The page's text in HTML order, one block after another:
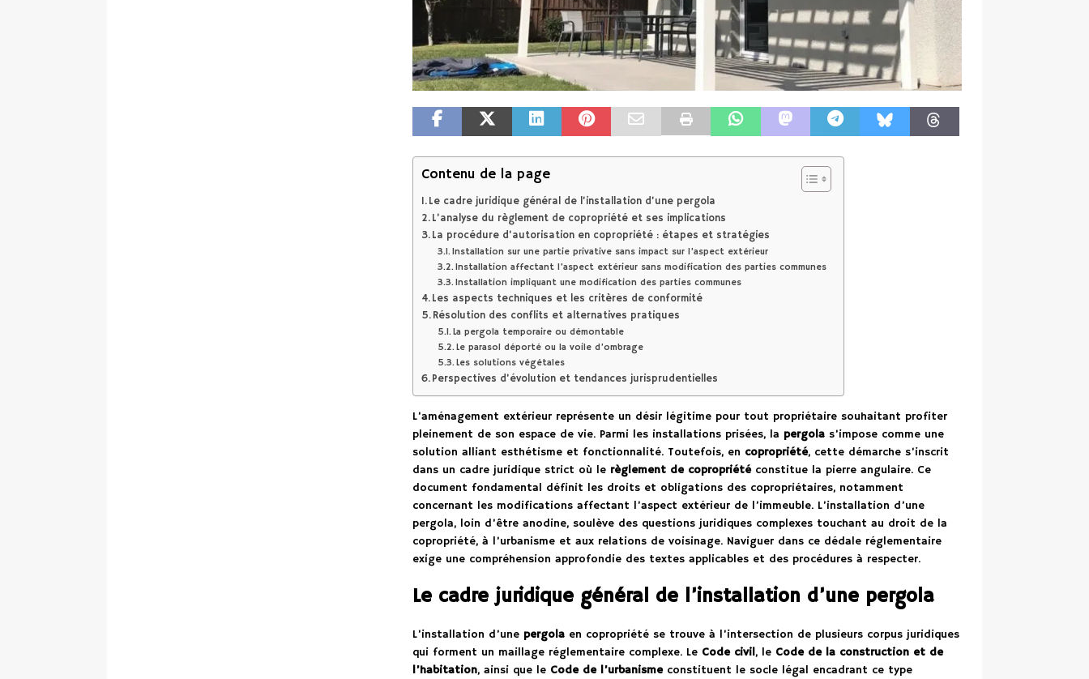
Contenu de la page
Le cadre juridique général de l’installation d’une pergola
L’analyse du règlement de copropriété et ses implications
La procédure d’autorisation en copropriété : étapes et stratégies
Installation sur une partie privative sans impact sur l’aspect extérieur
Installation affectant l’aspect extérieur sans modification des parties communes
Installation impliquant une modification des parties communes
Les aspects techniques et les critères de conformité
Résolution des conflits et alternatives pratiques
La pergola temporaire ou démontable
Le parasol déporté ou la voile d’ombrage
Les solutions végétales
Perspectives d’évolution et tendances jurisprudentielles
L’aménagement extérieur représente un désir légitime pour tout propriétaire souhaitant profiter
pleinement de son espace de vie. Parmi les installations prisées, la pergolas’impose comme une
solution alliant esthétisme et fonctionnalité. Toutefois, en copropriété, cette démarche s’inscrit
dans un cadre juridique strict où le règlement de copropriétéconstitue la pierre angulaire. Ce
document fondamental définit les droits et obligations des copropriétaires, notamment
concernant les modifications affectant l’aspect extérieur de l’immeuble. L’installation d’une
pergola, loin d’être anodine, soulève des questions juridiques complexes touchant au droit de la
copropriété, à l’urbanisme et aux relations de voisinage. Naviguer dans ce dédale réglementaire
exige une compréhension approfondie des textes applicables et des procédures à respecter.
Le cadre juridique général de l’installation d’une pergola
L’installation d’une pergolaen copropriété se trouve à l’intersection de plusieurs corpus juridiques
qui forment un maillage réglementaire complexe. Le Code civil, le Code de la construction et de
l’habitation, ainsi que le Code de l’urbanismeconstituent le socle légal encadrant ce type